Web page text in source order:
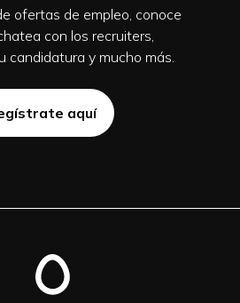
ofertas de empleo, conoce
con los recruiters,
candidatura y mucho más.
aquí